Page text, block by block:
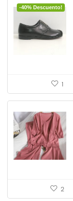
-40% Descuento!
1
2